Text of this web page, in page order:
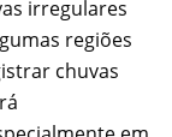
irregulares
regiões
chuvas